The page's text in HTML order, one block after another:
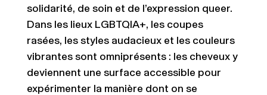
solidarité, de soin et de l’expression queer.
Dans les lieux LGBTQIA+, les coupes
rasées, les styles audacieux et les couleurs
vibrantes sont omniprésents : les cheveux y
deviennent une surface accessible pour
expérimenter la manière dont on se